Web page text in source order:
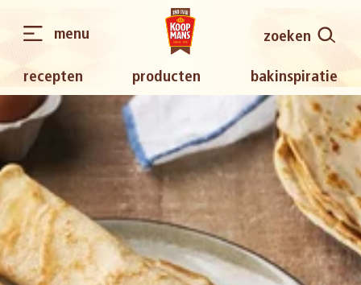
recepten producten bakinspiratie
zoeken
menu